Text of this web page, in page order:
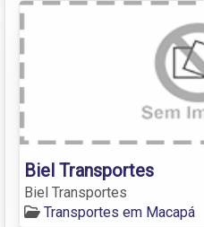
Biel Transportes
Biel Transportes
Transportes em Macapá